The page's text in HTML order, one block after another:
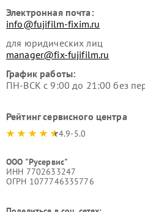
Электронная почта:
info@fujifilm-fixim.ru
для юридических лиц
manager@fix-fujifilm.ru
График работы:
ПН-ВСК с 9:00 до 21:00 без
Рейтинг сервисного центра
4.9-5.0
ООО "Русервис"
ИНН 7702633247
ОГРН 1077746335776